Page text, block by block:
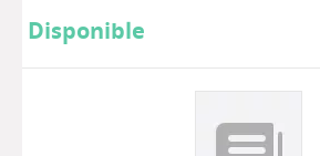
Disponible